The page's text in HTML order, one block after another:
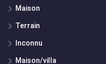
Maison
Terrain
Inconnu
Maison/villa